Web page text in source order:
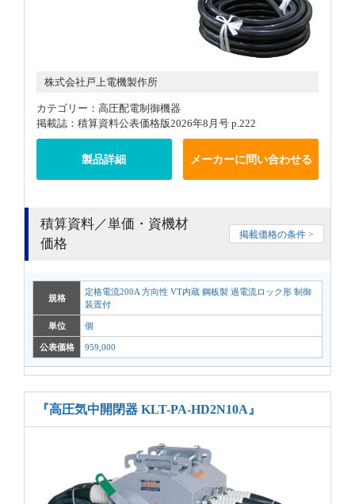
株式会社戸上電機製作所
カテゴリー：高圧配電制御機器
掲載誌：積算資料公表価格版2026年8月号 p.222
製品詳細 メーカーに問い合わせる
積算資料／単価・資機材
価格
掲載価格の条件 >
規格
定格電流200A 方向性 VT内蔵 鋼板製 過電流ロック形 制御
装置付
単位 個
公表価格 959,000
『高圧気中開閉器 KLT-PA-HD2N10A』